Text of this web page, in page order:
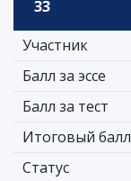
33
Участник
Балл за эссе
Балл за тест
Итоговый балл
Статус